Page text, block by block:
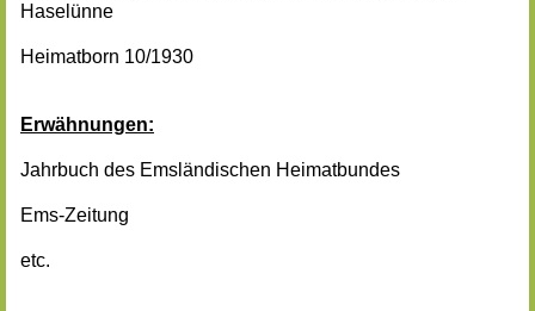
Haselünne
Heimatborn 10/1930
Erwähnungen:
Jahrbuch des Emsländischen Heimatbundes
Ems-Zeitung
etc.